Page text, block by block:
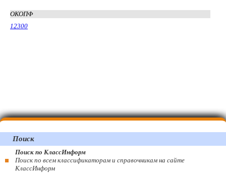
ОКОПФ
12300
Поиск
Поиск по КлассИнформ
Поиск по всем классификаторам и справочникам на сайте
КлассИнформ